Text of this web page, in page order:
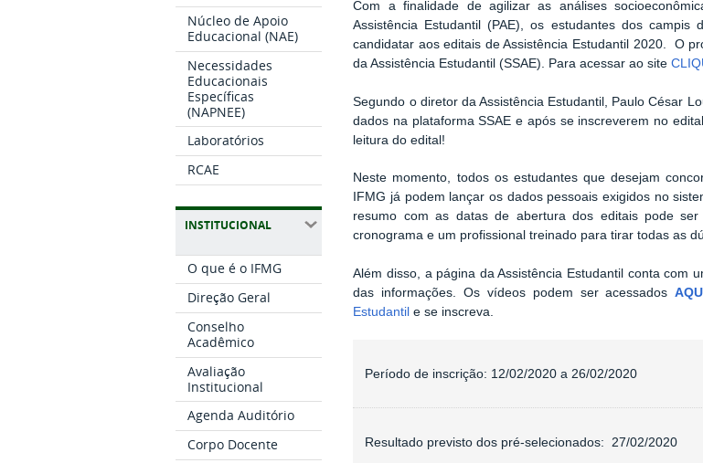
Núcleo de Apoio
Educacional (NAE)
Necessidades
Educacionais
Específicas
(NAPNEE)
Laboratórios
RCAE
INSTITUCIONAL
O que é o IFMG
Direção Geral
Conselho
Acadêmico
Avaliação
Institucional
Agenda Auditório
Corpo Docente
Com a finalidade de agilizar as análises
Assistência Estudantil (PAE), os estudantes dos
candidatar aos editais de Assistência Estudantil 2020. O
da Assistência Estudantil (SSAE). Para acessar ao site
Segundo o diretor da Assistência Estudantil, Paulo César
dados na plataforma SSAE e após se inscreverem no
leitura do edital!
Neste momento, todos os estudantes que desejam
IFMG já podem lançar os dados pessoais exigidos no
resumo com as datas de abertura dos editais pode
cronograma e um profissional treinado para tirar todas as
Além disso, a página da Assistência Estudantil conta com
das informações. Os vídeos podem ser acessadosAQUI
Estudantil e se inscreva.
Período de inscrição: 12/02/2020 a 26/02/2020
Resultado previsto dos pré-selecionados: 27/02/2020